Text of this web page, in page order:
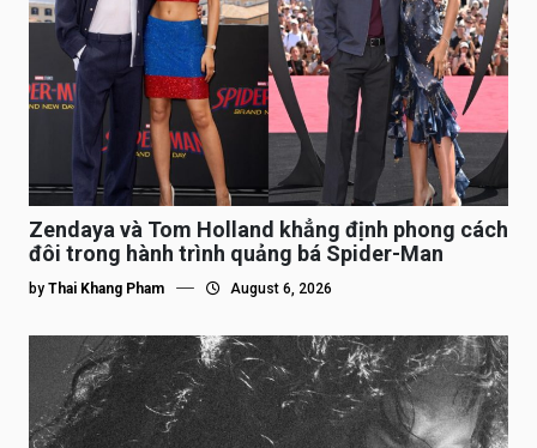
Zendaya và Tom Holland khẳng định phong cách
đôi trong hành trình quảng bá Spider-Man
by Thai Khang Pham August 6, 2026